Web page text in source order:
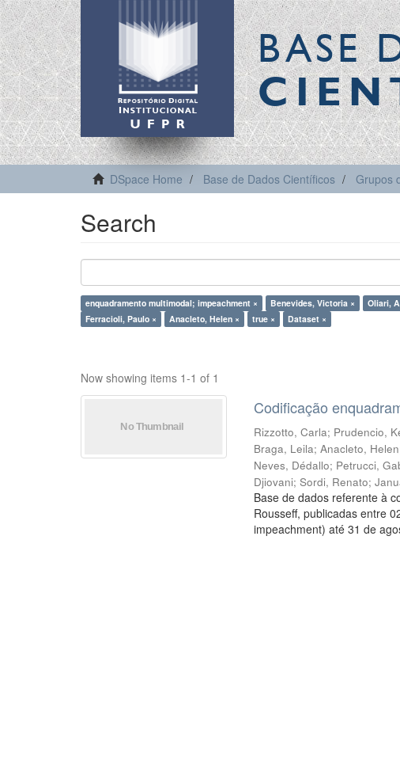
BASE
DSpace Home Base de Dados Científicos Grupos
Search
enquadramento multimodal; impeachment × Benevides, Victoria × Oliari,
Ferracioli, Paulo ×
Anacleto, Helen × true × Dataset ×
Now showing items 1-1 of 1
Codificação
Rizzotto, Carla; Prudencio,
Braga, Leila;Anacleto, Helen
Neves, Dédallo; Petrucci,
Djiovani;Sordi, Renato;
Base de dados referente à
Rousseff, publicadas entre
impeachment) até 31 de